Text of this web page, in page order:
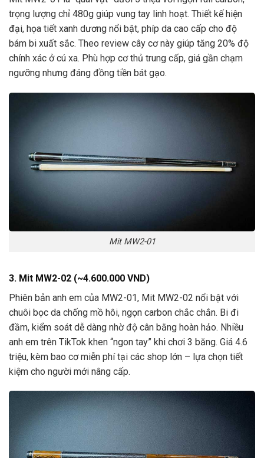
trọng lượng chỉ 480g giúp vung tay linh hoạt. Thiết kế hiện
đại, họa tiết xanh dương nổi bật, phíp da cao cấp cho độ
bám bi xuất sắc. Theo review cây cơ này giúp tăng 20% độ
chính xác ở cú xa. Phù hợp cơ thủ trung cấp, giá gần chạm
ngưỡng nhưng đáng đồng tiền bát gạo.
Mit MW2-01
3. Mit MW2-02 (~4.600.000 VND)
Phiên bản anh em của MW2-01, Mit MW2-02 nổi bật với
chuôi bọc da chống mồ hôi, ngọn carbon chắc chắn. Bi đi
đầm, kiểm soát dễ dàng nhờ độ cân bằng hoàn hảo. Nhiều
anh em trên TikTok khen “ngon tay” khi chơi 3 băng. Giá 4.6
triệu, kèm bao cơ miễn phí tại các shop lớn – lựa chọn tiết
kiệm cho người mới nâng cấp.